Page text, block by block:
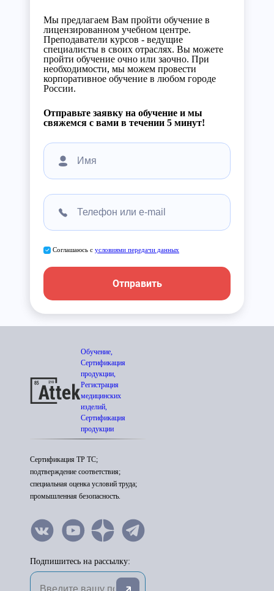
Мы предлагаем Вам пройти обучение в
лицензированном учебном центре.
Преподаватели курсов - ведущие
специалисты в своих отраслях. Вы можете
пройти обучение очно или заочно. При
необходимости, мы можем провести
корпоративное обучение в любом городе
России.
Отправьте заявку на обучение и мы
свяжемся с вами в течении 5 минут!
Соглашаюсь с условиями передачи данных
Отправить
Обучение,
Сертификация
продукции,
Регистрация
медицинских
изделий,
Сертификация
продукции
Сертификация ТР ТС;
подтверждение соответствия;
специальная оценка условий труда;
промышленная безопасность.
Подпишитесь на рассылку: